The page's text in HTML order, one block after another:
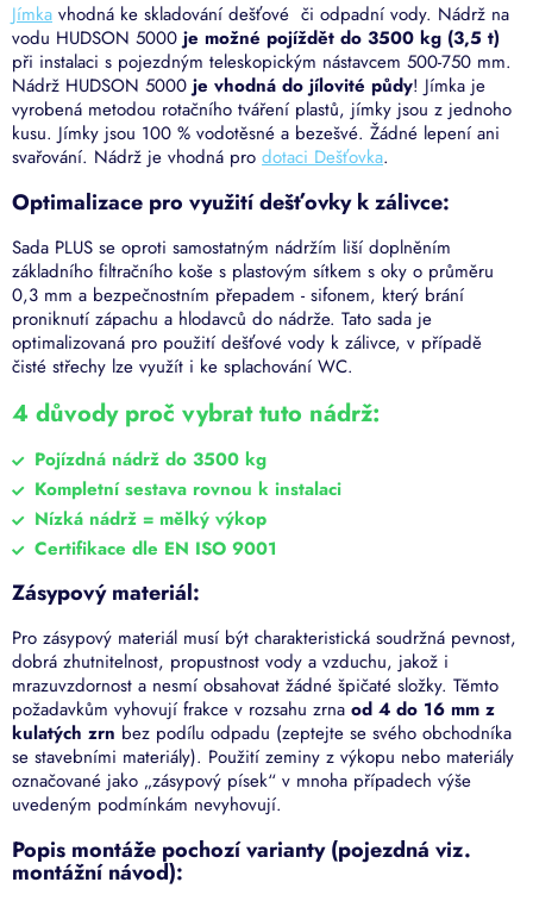
Jímka vhodná ke skladování dešťové či odpadní vody. Nádrž na
vodu HUDSON 5000 je možné pojíždět do 3500 kg (3,5 t)
při instalaci s pojezdným teleskopickým nástavcem 500-750 mm.
Nádrž HUDSON 5000 je vhodná do jílovité půdy! Jímka je
vyrobená metodou rotačního tváření plastů, jímky jsou z jednoho
kusu. Jímky jsou 100 % vodotěsné a bezešvé. Žádné lepení ani
svařování. Nádrž je vhodná pro dotaci Dešťovka.
Optimalizace pro využití dešťovky k zálivce:
Sada PLUS se oproti samostatným nádržím liší doplněním
základního filtračního koše s plastovým sítkem s oky o průměru
0,3 mm a bezpečnostním přepadem - sifonem, který brání
proniknutí zápachu a hlodavců do nádrže. Tato sada je
optimalizovaná pro použití dešťové vody k zálivce, v případě
čisté střechy lze využít i ke splachování WC.
4 důvody proč vybrat tuto nádrž:
Pojízdná nádrž do 3500 kg
Kompletní sestava rovnou k instalaci
Nízká nádrž = mělký výkop
Certifikace dle EN ISO 9001
Zásypový materiál:
Pro zásypový materiál musí být charakteristická soudržná pevnost,
dobrá zhutnitelnost, propustnost vody a vzduchu, jakož i
mrazuvzdornost a nesmí obsahovat žádné špičaté složky. Těmto
požadavkům vyhovují frakce v rozsahu zrna od 4 do 16 mm z
kulatých zrn bez podílu odpadu (zeptejte se svého obchodníka
se stavebními materiály). Použití zeminy z výkopu nebo materiály
označované jako „zásypový písek“ v mnoha případech výše
uvedeným podmínkám nevyhovují.
Popis montáže pochozí varianty (pojezdná viz.
montážní návod):